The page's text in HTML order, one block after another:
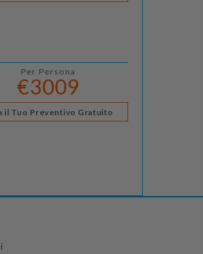
Per Persona
€3009
il Tuo Preventivo Gratuito